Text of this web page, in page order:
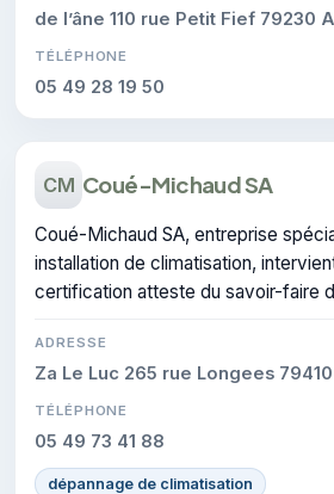
de l’âne 110 rue Petit Fief 79230
TÉLÉPHONE
05 49 28 19 50
CM Coué-Michaud SA
Coué-Michaud SA, entreprise
installation de climatisation,
certification atteste du savoir-faire
ADRESSE
Za Le Luc 265 rue Longees
TÉLÉPHONE
05 49 73 41 88
dépannage de climatisation